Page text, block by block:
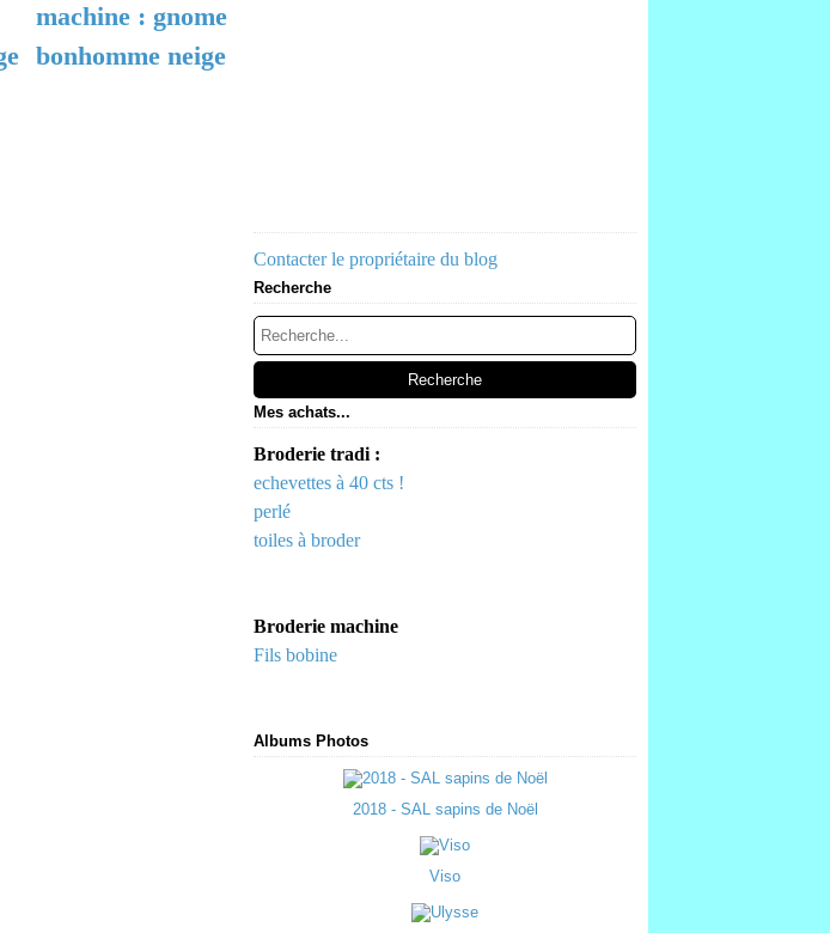
machine : gnome
bonhomme neige
Contacter le propriétaire du blog
Recherche
Mes achats...
Broderie tradi :
echevettes à 40 cts !
perlé
toiles à broder
Broderie machine
Fils bobine
Albums Photos
2018 - SAL sapins de Noël
Viso